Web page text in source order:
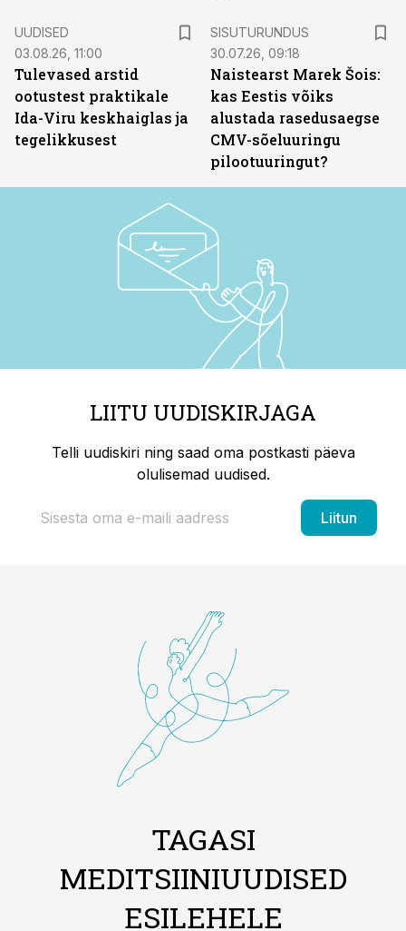
UUDISED
03.08.26, 11:00
Tulevased arstid
ootustest praktikale
Ida-Viru keskhaiglas ja
tegelikkusest
SISUTURUNDUS
30.07.26, 09:18
Naistearst Marek Šois:
kas Eestis võiks
alustada rasedusaegse
CMV-sõeluuringu
pilootuuringut?
LIITU UUDISKIRJAGA
Telli uudiskiri ning saad oma postkasti päeva
olulisemad uudised.
Liitun
TAGASI
MEDITSIINIUUDISED
ESILEHELE